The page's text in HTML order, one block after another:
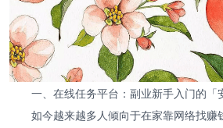
一、在线任务平台：副业新手入门的「
如今越来越多人倾向于在家靠网络找赚